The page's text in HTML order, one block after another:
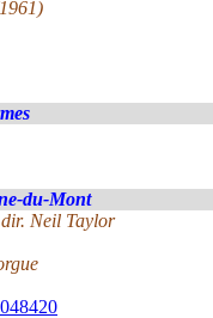
du-Mont
Neil Taylor